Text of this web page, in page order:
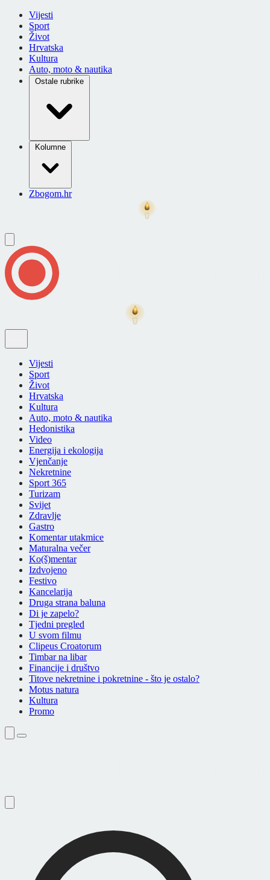
Vijesti
Sport
Život
Hrvatska
Kultura
Auto, moto & nautika
Ostale rubrike
Kolumne
Zbogom.hr
Vijesti
Sport
Život
Hrvatska
Kultura
Auto, moto & nautika
Hedonistika
Video
Energija i ekologija
Vjenčanje
Nekretnine
Sport 365
Turizam
Svijet
Zdravlje
Gastro
Komentar utakmice
Maturalna večer
Ko(š)mentar
Izdvojeno
Festivo
Kancelarija
Druga strana baluna
Di je zapelo?
Tjedni pregled
U svom filmu
Clipeus Croatorum
Timbar na libar
Financije i društvo
Titove nekretnine i pokretnine - što je ostalo?
Motus natura
Kultura
Promo